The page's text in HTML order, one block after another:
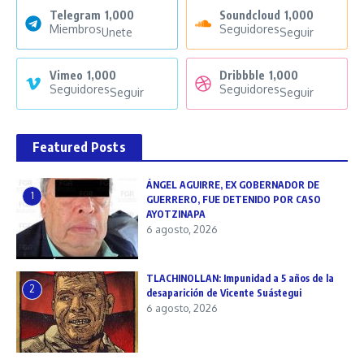
Telegram 1,000
MiembrosUnete
Soundcloud 1,000
SeguidoresSeguir
Vimeo 1,000
SeguidoresSeguir
Dribbble 1,000
SeguidoresSeguir
Featured Posts
1
ÁNGEL AGUIRRE, EX GOBERNADOR DE
GUERRERO, FUE DETENIDO POR CASO
AYOTZINAPA
6 agosto, 2026
2
TLACHINOLLAN: Impunidad a 5 años de la
desaparición de Vicente Suástegui
6 agosto, 2026